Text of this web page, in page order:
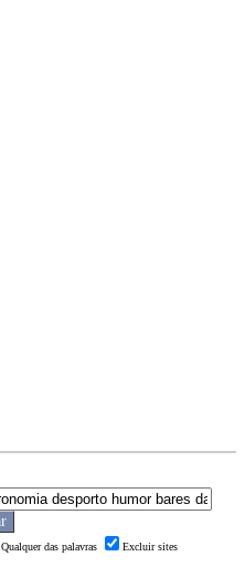
Qualquer das palavras
Excluir sites